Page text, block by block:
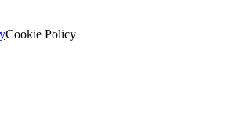
Cookie Policy